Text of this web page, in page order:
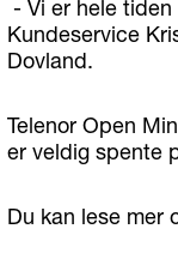
- Vi er hele
Kundeservice
Dovland.
Telenor Open
er veldig spente
Du kan lese mer